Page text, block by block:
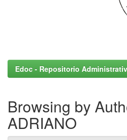
Edoc - Repositorio
Browsing by
ADRIANO